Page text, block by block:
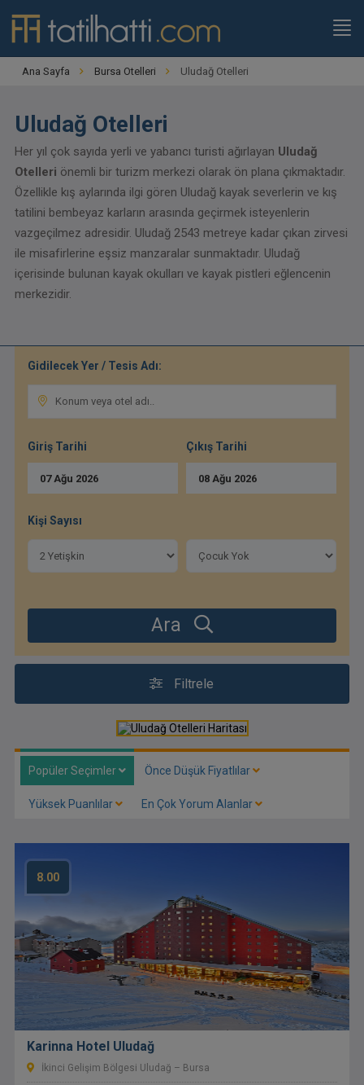
Ana Sayfa Bursa Otelleri Uludağ Otelleri
Uludağ Otelleri
Her yıl çok sayıda yerli ve yabancı turisti ağırlayan Uludağ
Otelleri önemli bir turizm merkezi olarak ön plana çıkmaktadır.
Özellikle kış aylarında ilgi gören Uludağ kayak severlerin ve kış
tatilini bembeyaz karların arasında geçirmek isteyenlerin
vazgeçilmez adresidir. Uludağ 2543 metreye kadar çıkan zirvesi
ile misafirlerine eşsiz manzaralar sunmaktadır. Uludağ
içerisinde bulunan kayak okulları ve kayak pistleri eğlencenin
merkezidir.
Gidilecek Yer / Tesis Adı:
Giriş Tarihi
07Ağu 2026
Çıkış Tarihi
08 Ağu 2026
Kişi Sayısı
Ara
Filtrele
Popüler Seçimler Önce Düşük Fiyatlılar
Yüksek Puanlılar En Çok Yorum Alanlar
8.00
Karinna Hotel Uludağ
İkinci Gelişim Bölgesi Uludağ – Bursa